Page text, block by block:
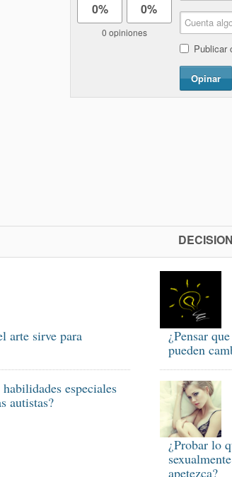
0% 0%
0 opiniones
Publicar
Opinar
arte sirve para
¿Pensar
pueden
especiales
autistas?
¿Probar lo
apetezca?